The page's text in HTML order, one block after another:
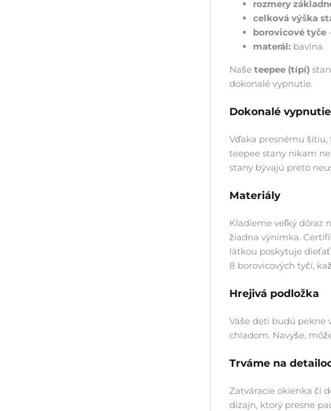
rozmery
celková výška
borovicové tyče
materál: bavlna
Naše teepee (típí)
dokonalé vypnutie.
Dokonalé vypnutie
Vďaka presnému
teepee stany nikam
stany bývajú preto
Materiály
Kladieme veľký dôraz
žiadna výnimka.
látkou poskytuje
8 borovicových tyčí,
Hrejivá podložka
Vaše deti budú pekne
chladom. Navyše,
Trváme na
Zatváracie okienka či
dizajn, ktorý presne